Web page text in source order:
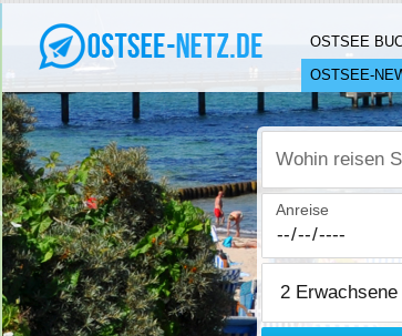
OSTSEE
OSTSEE-
Wohin reisen
Anreise